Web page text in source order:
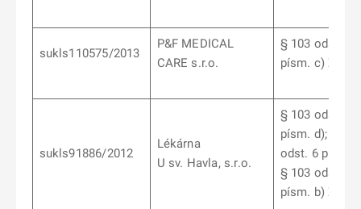
sukls110575/2013
P&F MEDICAL
CARE s.r.o.
§ 103 odst. 6
písm. c) ZoL
sukls91886/2012
Lékárna
U sv. Havla, s.r.o.
§ 103 odst. 6
písm. d); § 103
odst. 6 písm.
§ 103 odst. 7
písm. b) ZoL